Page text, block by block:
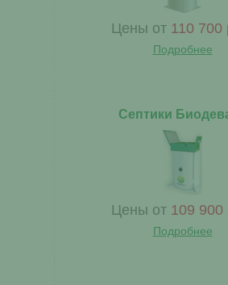
Цены от 110 700
Подробнее
Септики
Цены от 109 900
Подробнее